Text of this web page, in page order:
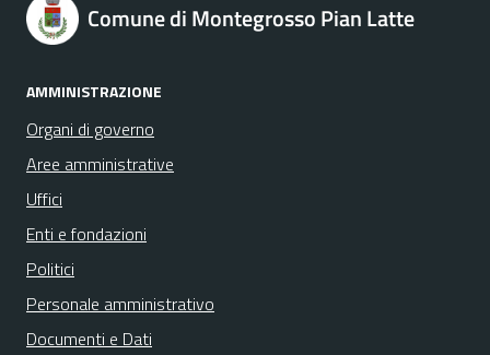
Comune di Montegrosso Pian Latte
AMMINISTRAZIONE
Organi di governo
Aree amministrative
Uffici
Enti e fondazioni
Politici
Personale amministrativo
Documenti e Dati